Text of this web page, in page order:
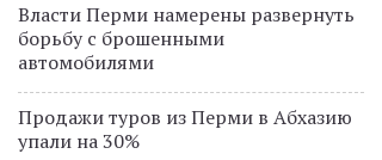
Власти Перми намерены развернуть
борьбу с брошенными
автомобилями
Продажи туров из Перми в Абхазию
упали на 30%